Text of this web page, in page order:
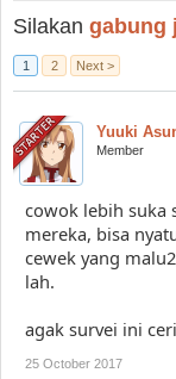
Silakan gabung
1 2 Next >
Yuuki
Member
cowok lebih suka
mereka, bisa
cewek yang
lah.
agak survei ini
25 October 2017